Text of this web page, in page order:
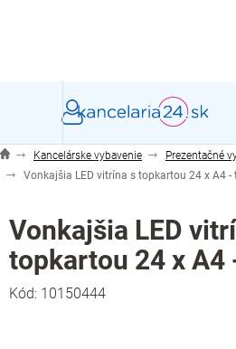
Kancelárske vybavenie Prezentačné
Vonkajšia LED vitrína s topkartou 24 x A4 -
Vonkajšia LED
topkartou 24 x A4
Kód: 10150444